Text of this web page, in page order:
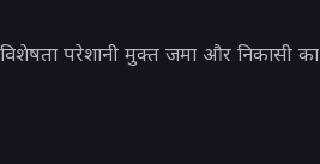
परेशानी मुक्त जमा और निकासी का